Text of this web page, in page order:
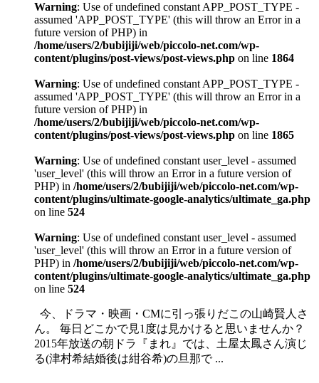
Warning: Use of undefined constant APP_POST_TYPE -
assumed 'APP_POST_TYPE' (this will throw an Error in a
future version of PHP) in
/home/users/2/bubijiji/web/piccolo-net.com/wp-
content/plugins/post-views/post-views.php on line 1864
Warning: Use of undefined constant APP_POST_TYPE -
assumed 'APP_POST_TYPE' (this will throw an Error in a
future version of PHP) in
/home/users/2/bubijiji/web/piccolo-net.com/wp-
content/plugins/post-views/post-views.php on line 1865
Warning: Use of undefined constant user_level - assumed
'user_level' (this will throw an Error in a future version of
PHP) in /home/users/2/bubijiji/web/piccolo-net.com/wp-
content/plugins/ultimate-google-analytics/ultimate_ga.php
on line 524
Warning: Use of undefined constant user_level - assumed
'user_level' (this will throw an Error in a future version of
PHP) in /home/users/2/bubijiji/web/piccolo-net.com/wp-
content/plugins/ultimate-google-analytics/ultimate_ga.php
on line 524
今、ドラマ・映画・CMに引っ張りだこの山崎賢人さ
ん。 毎日どこかで見1度は見かけると思いませんか？
2015年放送の朝ドラ『まれ』では、土屋太鳳さん演じ
る(津村希結婚後は紺谷希)の旦那で ...